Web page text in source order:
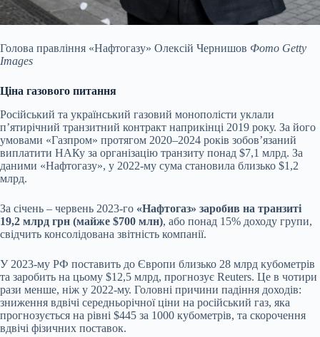
Голова правління «Нафтогазу» Олексій Чернишов Фото Getty
Images
Ціна газового питання
Російський та український газовий монополісти уклали
пʼятирічний транзитний контракт наприкінці 2019 року. За його
умовами «Газпром» протягом 2020–2024 років зобовʼязаний
виплатити НАКу за організацію транзиту понад $7,1 млрд. За
даними «Нафтогазу», у 2022-му сума становила близько $1,2
млрд.
За січень – червень 2023-го «Нафтогаз» заробив на транзиті
19,2 млрд грн (майже $700 млн), або понад 15% доходу групи,
свідчить консолідована звітність компанії.
У 2023-му РФ поставить до Європи близько 28 млрд кубометрів
та заробить на цьому $12,5 млрд, прогнозує Reuters. Це в чотири
рази менше, ніж у 2022-му. Головні причини падіння доходів:
зниження вдвічі середньорічної ціни на російський газ, яка
прогнозується на рівні $445 за 1000 кубометрів, та скорочення
вдвічі фізичних поставок.